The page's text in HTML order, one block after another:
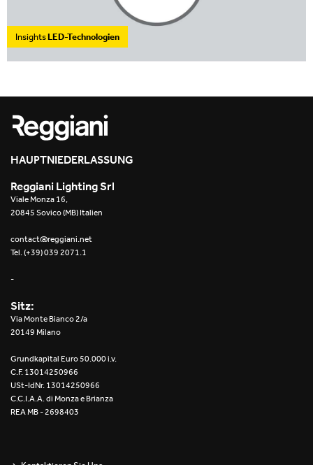
InsightsLED-Technologien
HAUPTNIEDERLASSUNG
Reggiani Lighting Srl
Viale Monza 16,
20845 Sovico (MB) Italien
contact@reggiani.net
Tel. (+39) 039 2071.1
-
Sitz:
Via Monte Bianco 2/a
20149 Milano
Grundkapital Euro 50.000 i.v.
C.F. 13014250966
USt-IdNr. 13014250966
C.C.I.A.A. di Monza e Brianza
REA MB - 2698403